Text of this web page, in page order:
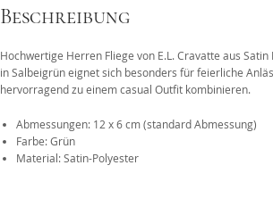
Das 1x1 der Krawattenknoten
Beschreibung
Hochwertige Herren Fliege von E.L. Cravatte aus
in Salbeigrün eignet sich besonders für feierliche
hervorragend zu einem casual Outfit kombinieren.
Abmessungen: 12 x 6 cm (standard Abmessung)
Farbe: Grün
Material: Satin-Polyester